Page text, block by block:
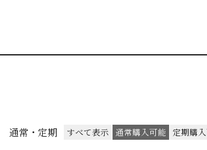
通常・定期 すべて表示 通常購入可能 定期購